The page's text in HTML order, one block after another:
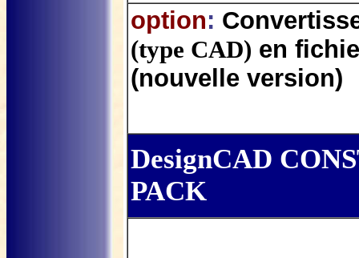
option:
(type CAD) en
(nouvelle version)
DesignCAD
PACK